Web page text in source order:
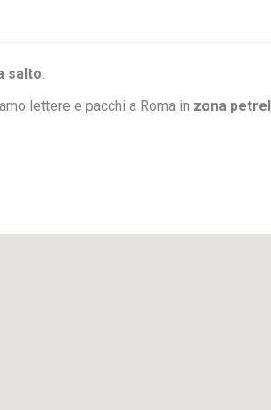
salto.
lettere e pacchi a Roma in zona